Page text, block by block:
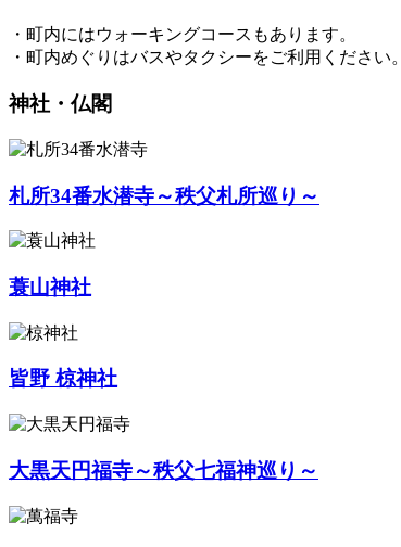
・町内にはウォーキングコースもあります。
・町内めぐりはバスやタクシーをご利用ください。
神社・仏閣
札所34番水潜寺～秩父札所巡り～
蓑山神社
皆野 椋神社
大黒天円福寺～秩父七福神巡り～